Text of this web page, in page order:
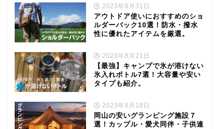
2023年8月31日
アウトドア使いにおすすめのショ
ルダーバック10選！防水・撥水
性に優れたアイテムを厳選。
2023年8月21日
【最強】キャンプで氷が溶けない
氷入れボトル7選！大容量や安い
タイプも紹介。
2023年8月18日
岡山の安いグランピング施設７
選！カップル・愛犬同伴・子供連